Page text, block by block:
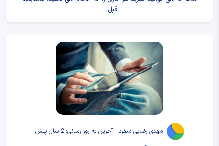
قبل…
مهدی رضایی منفرد - آخرین به روز رسانی: 2 سال پیش